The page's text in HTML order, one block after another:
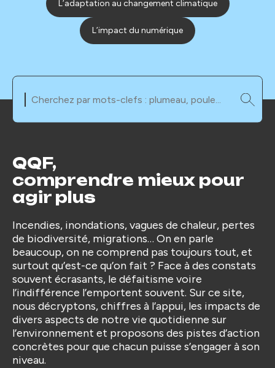
L’adaptation au changement climatique
L’impact du numérique
QQF,
comprendre mieux pour
agir plus
Incendies, inondations, vagues de chaleur, pertes
de biodiversité, migrations… On en parle
beaucoup, on ne comprend pas toujours tout, et
surtout qu’est-ce qu’on fait ? Face à des constats
souvent écrasants, le défaitisme voire
l’indifférence l’emportent souvent. Sur ce site,
nous décryptons, chiffres à l’appui, les impacts de
divers aspects de notre vie quotidienne sur
l’environnement et proposons des pistes d’action
concrètes pour que chacun puisse s’engager à son
niveau.